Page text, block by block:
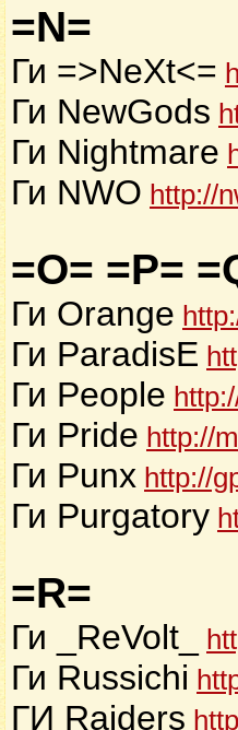
=N=
Ги =>NeXt<=
Ги NewGods
Ги Nightmare
Ги NWO http://
=O= =P=
Ги Orange
Ги ParadisE
Ги People
Ги Pride http://
Ги Punx http://
Ги Purgatory
=R=
Ги _ReVolt_
Ги Russichi
ГИ Raiders